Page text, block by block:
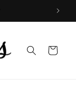
Cart